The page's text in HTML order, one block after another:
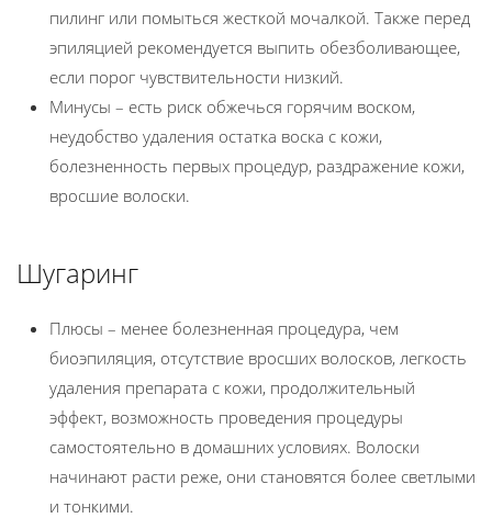
пилинг или помыться жесткой мочалкой. Также перед
эпиляцией рекомендуется выпить обезболивающее,
если порог чувствительности низкий.
Минусы – есть риск обжечься горячим воском,
неудобство удаления остатка воска с кожи,
болезненность первых процедур, раздражение кожи,
вросшие волоски.
Шугаринг
Плюсы – менее болезненная процедура, чем
биоэпиляция, отсутствие вросших волосков, легкость
удаления препарата с кожи, продолжительный
эффект, возможность проведения процедуры
самостоятельно в домашних условиях. Волоски
начинают расти реже, они становятся более светлыми
и тонкими.